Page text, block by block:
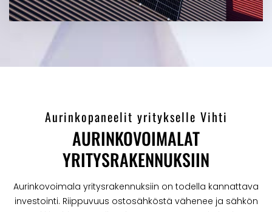
Aurinkopaneelit yritykselle Vihti
AURINKOVOIMALAT
YRITYSRAKENNUKSIIN
Aurinkovoimala yritysrakennuksiin on todella kannattava
investointi. Riippuvuus ostosähköstä vähenee ja sähkön